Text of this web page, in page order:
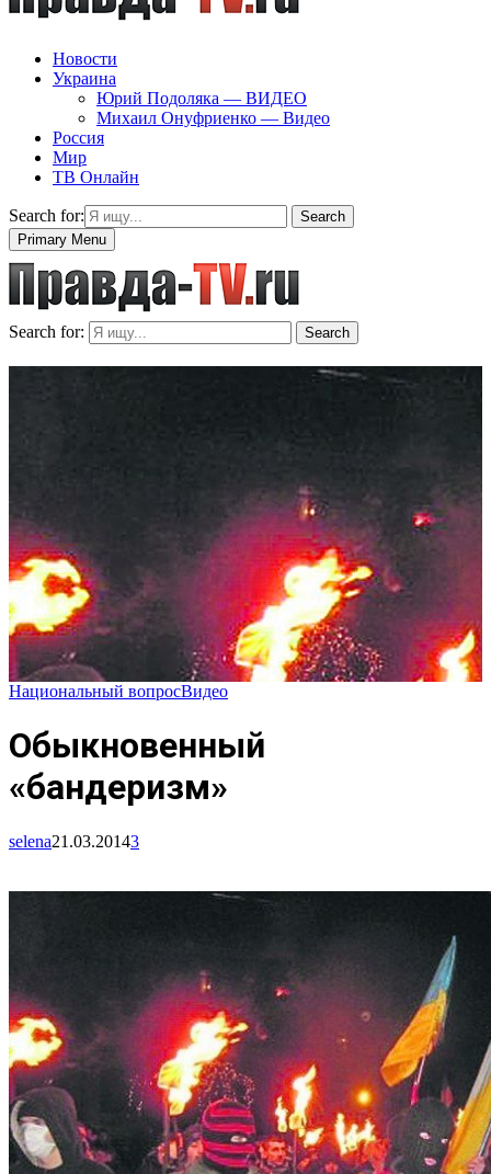
Новости
Украина
Юрий Подоляка — ВИДЕО
Михаил Онуфриенко — Видео
Россия
Мир
ТВ Онлайн
Search for:
Search
Primary Menu
Search for: Search
Национальный вопросВидео
Обыкновенный
«бандеризм»
selena21.03.20143